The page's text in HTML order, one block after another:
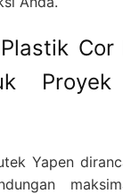
Proyek
Yapen